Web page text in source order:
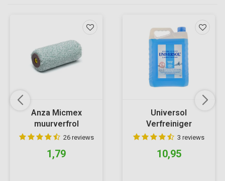
Anza Micmex
muurverfrol
26 reviews
1,79
Universol
Verfreiniger
3 reviews
10,95